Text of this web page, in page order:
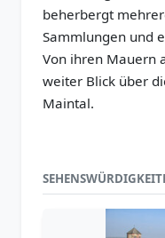
beherbergt
Sammlungen und
Von ihren Mauern
weiter Blick über
Maintal.